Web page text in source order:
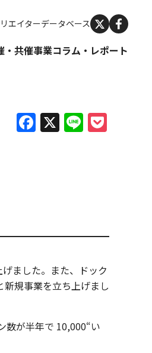
エイターデータベース
・共催事業コラム・レポート
Facebook
X Line
ました。また、ドック
規事業を立ち上げまし
数が半年で 10,000“い